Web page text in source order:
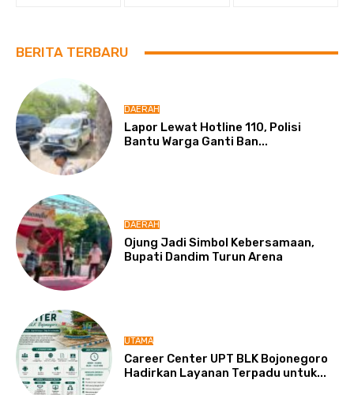
BERITA TERBARU
DAERAH
Lapor Lewat Hotline 110, Polisi
Bantu Warga Ganti Ban...
DAERAH
Ojung Jadi Simbol Kebersamaan,
Bupati Dandim Turun Arena
UTAMA
Career Center UPT BLK Bojonegoro
Hadirkan Layanan Terpadu untuk...